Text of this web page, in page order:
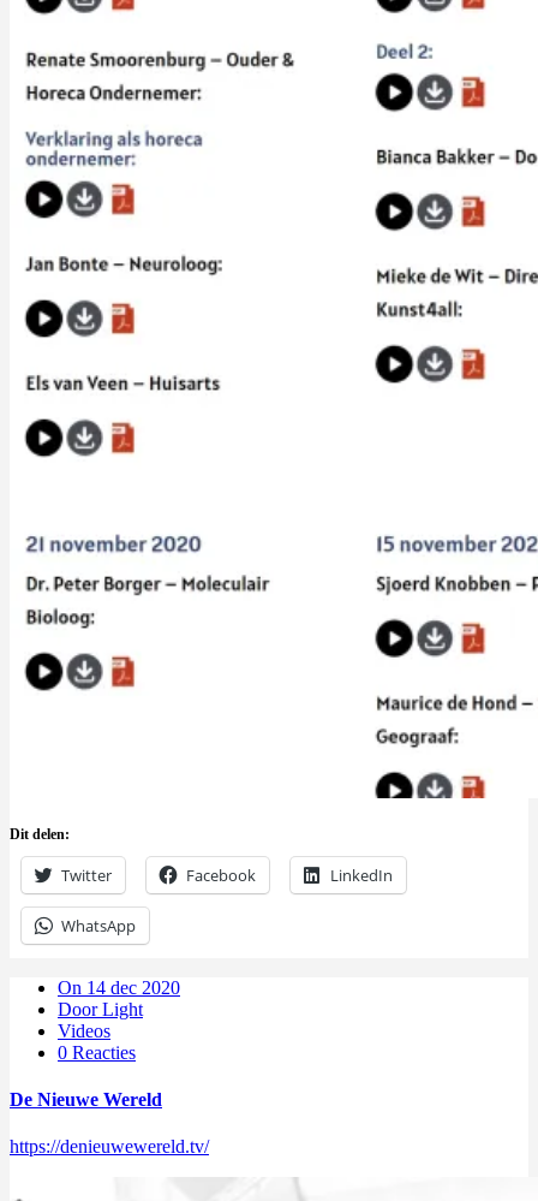
Dit delen:
Twitter Facebook LinkedIn
WhatsApp
On 14 dec 2020
Door Light
Videos
0 Reacties
De Nieuwe Wereld
https://denieuwewereld.tv/